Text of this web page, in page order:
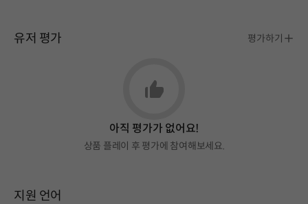
유저 평가 평가하기
아직 평가가 없어요!
상품 플레이 후 평가에 참여해보세요.
지원 언어